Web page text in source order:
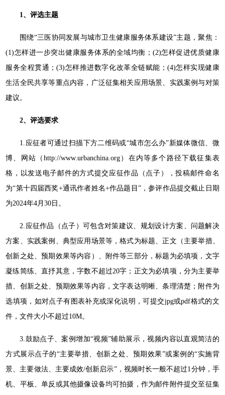
1、评选主题
围绕“三医协同发展与城市卫生健康服务体系建设”主题，聚焦：
(1)怎样进一步突出健康服务体系的全域均衡；(2)怎样促进优质健康
服务全程贯通；(3)怎样推进数字化改革全链赋能；(4)怎样实现健康
生活全民共享等重点内容，广泛征集相关应用场景、实践案例与对策
建议。
2、评选要求
1.应征者可通过扫描下方二维码或“城市怎么办”新媒体微信、微
博、网站（http://www.urbanchina.org）在内等多个路径下载征集表
格，以发送电子邮件的方式提交应征作品（点子），投稿邮件命名
为“第十四届西奖+通讯作者姓名+作品题目”，参评作品提交截止日期
为2024年4月30日。
2.应征作品（点子）可包含对策建议、规划设计方案、问题解决
方案、实践案例、典型应用场景等，格式为标题、正文（主要举措、
创新之处、预期效果等内容）、附件等三部分，标题为必填项，文字
凝练简练、直抒其意，字数不超过20字；正文为必填项，分为主要举
措、创新之处、预期效果等内容，文字表达明晰、条理清楚；附件为
选填项，如对点子有图表补充或深化说明，可提交jpg或pdf格式的文
件，文件大小不超过10M。
3.鼓励点子、案例增加“视频”辅助展示，视频内容以直观简洁的
方式展示点子的“主要举措、创新之处、预期效果”或案例的“实施背
景、主要做法、主要成效/创新启示”，视频时长一般不超过1分钟，手
机、平板、单反或其他摄像设备均可拍摄，作为邮件附件提交至征集